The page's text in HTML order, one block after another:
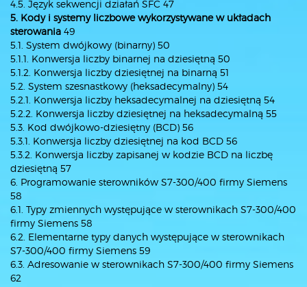
4.5. Język sekwencji działań SFC 47
5. Kody i systemy liczbowe wykorzystywane w układach
sterowania 49
5.1. System dwójkowy (binarny) 50
5.1.1. Konwersja liczby binarnej na dziesiętną 50
5.1.2. Konwersja liczby dziesiętnej na binarną 51
5.2. System szesnastkowy (heksadecymalny) 54
5.2.1. Konwersja liczby heksadecymalnej na dziesiętną 54
5.2.2. Konwersja liczby dziesiętnej na heksadecymalną 55
5.3. Kod dwójkowo-dziesiętny (BCD) 56
5.3.1. Konwersja liczby dziesiętnej na kod BCD 56
5.3.2. Konwersja liczby zapisanej w kodzie BCD na liczbę
dziesiętną 57
6. Programowanie sterowników S7-300/400 firmy Siemens
58
6.1. Typy zmiennych występujące w sterownikach S7-300/400
firmy Siemens 58
6.2. Elementarne typy danych występujące w sterownikach
S7-300/400 firmy Siemens 59
6.3. Adresowanie w sterownikach S7-300/400 firmy Siemens
62